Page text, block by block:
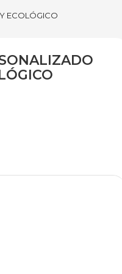
ECOLÓGICO